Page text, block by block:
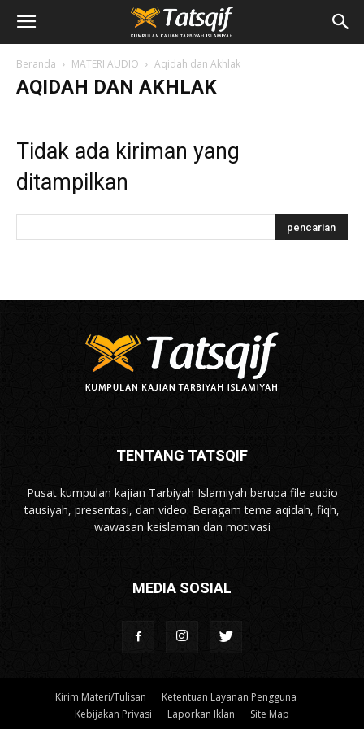
Beranda MATERI AUDIO Aqidah dan Akhlak
AQIDAH DAN AKHLAK
Tidak ada kiriman yang
ditampilkan
TENTANG TATSQIF
Pusat kumpulan kajian Tarbiyah Islamiyah berupa file audio
tausiyah, presentasi, dan video. Beragam tema aqidah, fiqh,
wawasan keislaman dan motivasi
MEDIA SOSIAL
Kirim Materi/Tulisan
Ketentuan Layanan Pengguna
Kebijakan Privasi
Laporkan Iklan Site Map